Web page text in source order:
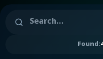
Found: